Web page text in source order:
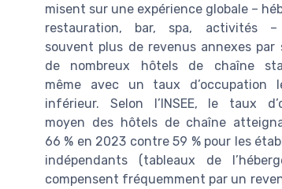
misent sur une expérience globale –
restauration, bar, spa, activités –
souvent plus de revenus annexes par
de nombreux hôtels de chaîne
même avec un taux d’occupation
inférieur. Selon l’INSEE, le taux
moyen des hôtels de chaîne
66 % en 2023 contre 59 % pour les
indépendants (tableaux de
compensent fréquemment par un